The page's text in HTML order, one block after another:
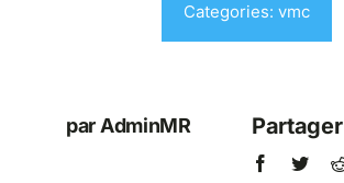
Categories: vmc
par AdminMR Partager